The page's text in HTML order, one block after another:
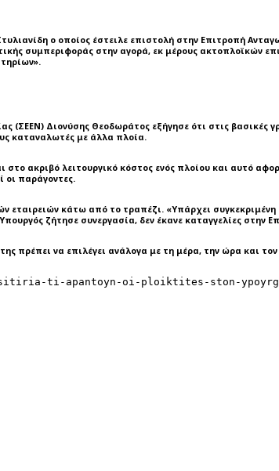
ο οποίος έστειλε επιστολή στην Επιτροπή
συμπεριφοράς στην αγορά, εκ μέρους ακτοπλοϊκών
Διονύσης Θεοδωράτος εξήγησε ότι στις βασικές
καταναλωτές με άλλα πλοία.
ακριβό λειτουργικό κόστος ενός πλοίου και αυτό
οι παράγοντες.
κάτω από το τραπέζι. «Υπάρχει
ζήτησε συνεργασία, δεν έκανε καταγγελίες στην
πρέπει να επιλέγει ανάλογα με τη μέρα, την ώρα και
ti-apantoyn-oi-ploiktites-ston-